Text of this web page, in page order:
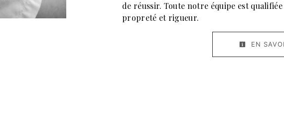
de réussir. Toute notre équipe est
propreté et rigueur.
EN